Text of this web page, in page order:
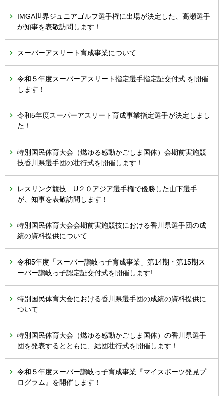
IMGA世界ジュニアゴルフ選手権に出場が決定した、高瀬選手
が知事を表敬訪問します！
スーパーアスリート育成事業について
令和５年度スーパーアスリート指定選手指定証交付式 を開催
します！
令和5年度スーパーアスリート育成事業指定選手が決定しまし
た！
特別国民体育大会（燃ゆる感動かごしま国体）会期前実施競
技香川県選手団の壮行式を開催します！
レスリング競技 U２０アジア選手権で優勝した山下選手
が、知事を表敬訪問します！
特別国民体育大会会期前実施競技における香川県選手団の成
績の資料提供について
令和5年度「スーパー讃岐っ子育成事業」第14期・第15期ス
ーパー讃岐っ子認定証交付式を開催します!
特別国民体育大会における香川県選手団の成績の資料提供に
ついて
特別国民体育大会（燃ゆる感動かごしま国体）の香川県選手
団を発表するとともに、結団壮行式を開催します！
令和５年度スーパー讃岐っ子育成事業『マイスポーツ発見プ
ログラム』を開催します！